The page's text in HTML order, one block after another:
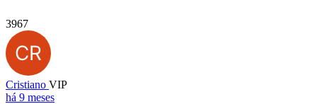
3967
Cristiano VIP
há 9 meses